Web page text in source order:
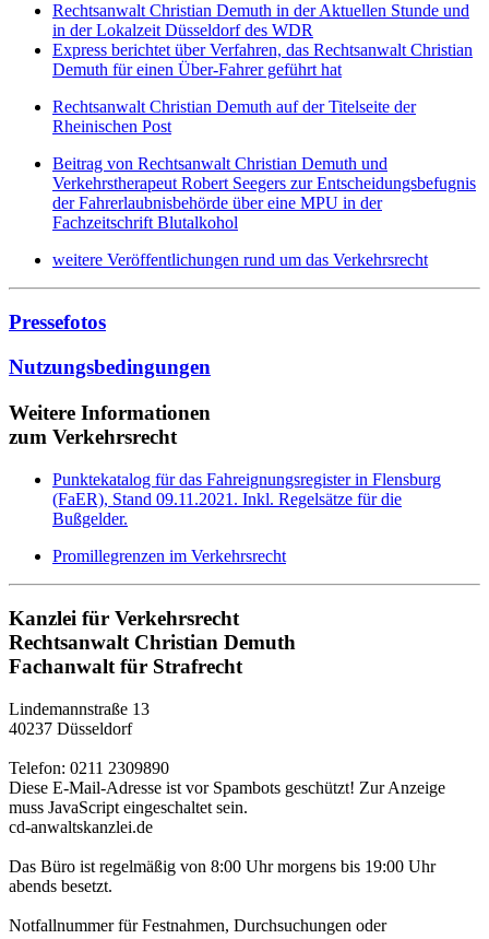
Rechtsanwalt Christian Demuth in der Aktuellen Stunde und
in der Lokalzeit Düsseldorf des WDR
Express berichtet über Verfahren, das Rechtsanwalt Christian
Demuth für einen Über-Fahrer geführt hat
Rechtsanwalt Christian Demuth auf der Titelseite der
Rheinischen Post
Beitrag von Rechtsanwalt Christian Demuth und
Verkehrstherapeut Robert Seegers zur Entscheidungsbefugnis
der Fahrerlaubnisbehörde über eine MPU in der
Fachzeitschrift Blutalkohol
weitere Veröffentlichungen rund um das Verkehrsrecht
Pressefotos
Nutzungsbedingungen
Weitere Informationen
zum Verkehrsrecht
Punktekatalog für das Fahreignungsregister in Flensburg
(FaER), Stand 09.11.2021. Inkl. Regelsätze für die
Bußgelder.
Promillegrenzen im Verkehrsrecht
Kanzlei für Verkehrsrecht
Rechtsanwalt Christian Demuth
Fachanwalt für Strafrecht
Lindemannstraße 13
40237 Düsseldorf
Telefon: 0211 2309890
Diese E-Mail-Adresse ist vor Spambots geschützt! Zur Anzeige
muss JavaScript eingeschaltet sein.
cd-anwaltskanzlei.de
Das Büro ist regelmäßig von 8:00 Uhr morgens bis 19:00 Uhr
abends besetzt.
Notfallnummer für Festnahmen, Durchsuchungen oder